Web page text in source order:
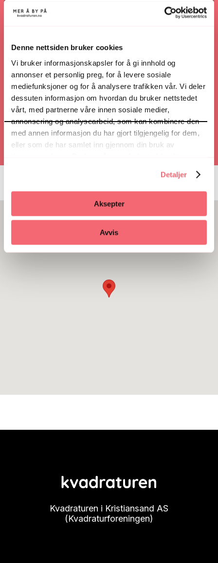
Denne nettsiden bruker cookies
Vi bruker informasjonskapsler for å gi innhold og
annonser et personlig preg, for å levere sosiale
mediefunksjoner og for å analysere trafikken vår. Vi deler
dessuten informasjon om hvordan du bruker nettstedet
vårt, med partnerne våre innen sosiale medier,
annonsering og analysearbeid, som kan kombinere den
med annen informasjon du har gjort tilgjengelig for dem,
eller som de har samlet inn gjennom din bruk av
Detaljer
Aksepter
Avvis
Veibeskrivelse
Ring
Kvadraturen i Kristiansand AS
(Kvadraturforeningen)